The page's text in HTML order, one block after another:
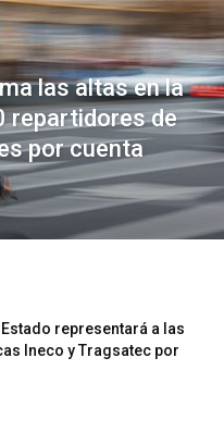
las altas en la
repartidores de
por cuenta
representará a las
Ineco y Tragsatec por